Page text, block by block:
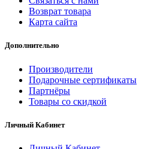
Возврат товара
Карта сайта
Дополнительно
Производители
Подарочные сертификаты
Партнёры
Товары со скидкой
Личный Кабинет